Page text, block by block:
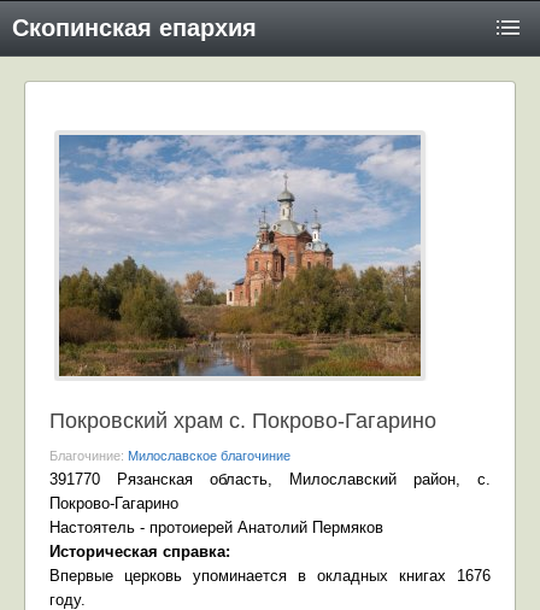
Скопинская епархия
Покровский храм с. Покрово-Гагарино
Благочиние: Милославское благочиние
391770 Рязанская область, Милославский район, с.
Покрово-Гагарино
Настоятель - протоиерей Анатолий Пермяков
Историческая справка:
Впервые церковь упоминается в окладных книгах 1676
году.